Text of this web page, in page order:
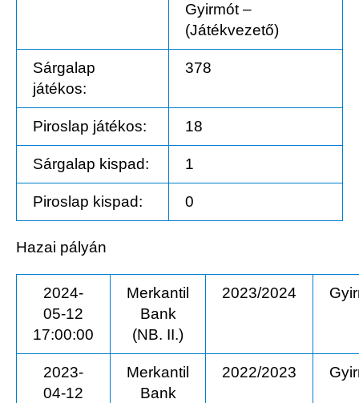
Gyirmót –
(Játékvezető)
Sárgalap
játékos:
378
Piroslap játékos: 18
Sárgalap kispad: 1
Piroslap kispad: 0
Hazai pályán
2024-
05-12
17:00:00
Merkantil
Bank
(NB. II.)
2023/2024
2023-
04-12
Merkantil
Bank
2022/2023